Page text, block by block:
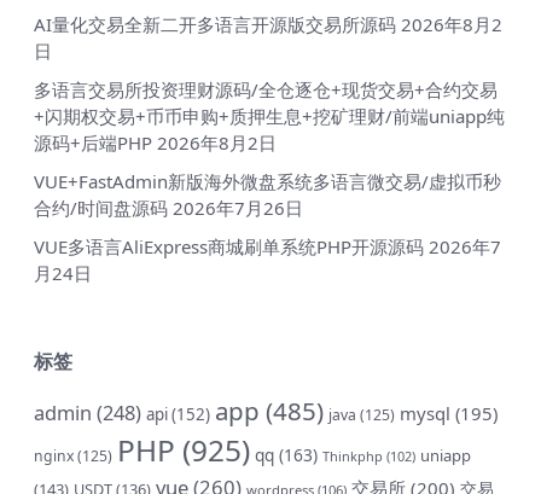
AI量化交易全新二开多语言开源版交易所源码 2026年8月2
日
多语言交易所投资理财源码/全仓逐仓+现货交易+合约交易
+闪期权交易+币币申购+质押生息+挖矿理财/前端uniapp纯
源码+后端PHP 2026年8月2日
VUE+FastAdmin新版海外微盘系统多语言微交易/虚拟币秒
合约/时间盘源码 2026年7月26日
VUE多语言AliExpress商城刷单系统PHP开源源码 2026年7
月24日
标签
admin (248) api(152) app (485) java (125) mysql (195)
nginx(125) PHP (925) qq (163) Thinkphp (102) uniapp
vue(260) wordpress (106) 交易所 (200) 交易